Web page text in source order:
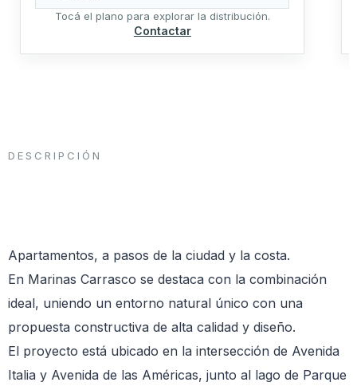
Tocá el plano para explorar la distribución.
Contactar
DESCRIPCIÓN
Apartamentos, a pasos de la ciudad y la costa.
En Marinas Carrasco se destaca con la combinación
ideal, uniendo un entorno natural único con una
propuesta constructiva de alta calidad y diseño.
El proyecto está ubicado en la intersección de Avenida
Italia y Avenida de las Américas, junto al lago de Parque